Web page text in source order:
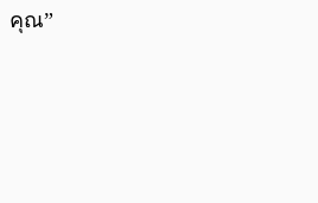
คุณ”